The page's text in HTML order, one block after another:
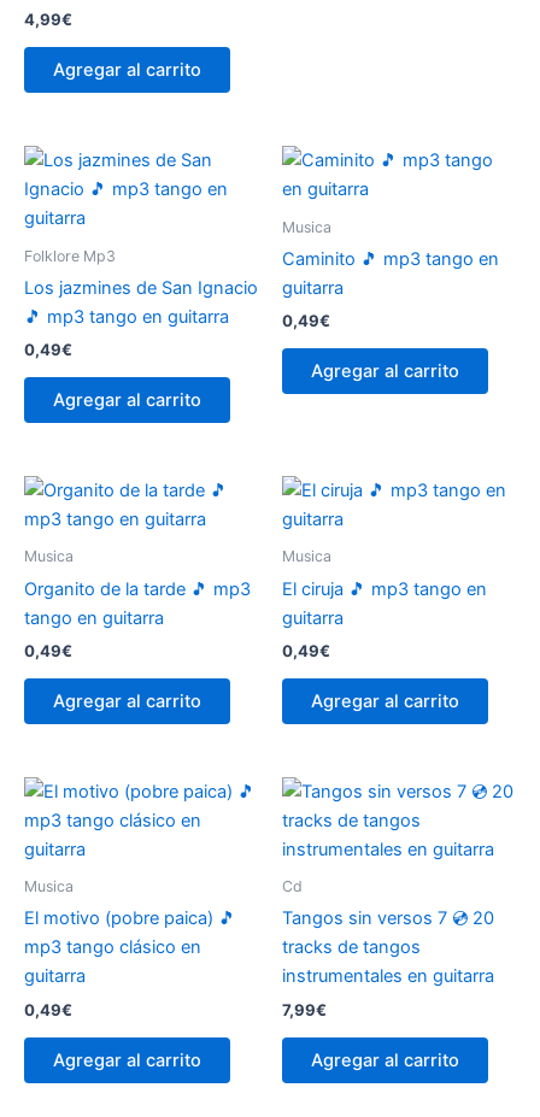
4,99€
Agregar al carrito
Folklore Mp3
Los jazmines de San Ignacio
🎵 mp3 tango en guitarra
0,49€
Agregar al carrito
Musica
Caminito 🎵 mp3 tango en
guitarra
0,49€
Agregar al carrito
Musica
Organito de la tarde 🎵 mp3
tango en guitarra
0,49€
Agregar al carrito
Musica
El ciruja 🎵 mp3 tango en
guitarra
0,49€
Agregar al carrito
Musica
El motivo (pobre paica) 🎵
mp3 tango clásico en
guitarra
0,49€
Agregar al carrito
Cd
Tangos sin versos 7 💿 20
tracks de tangos
instrumentales en guitarra
7,99€
Agregar al carrito